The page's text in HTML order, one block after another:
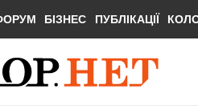
БІЗНЕС ПУБЛІКАЦІЇ